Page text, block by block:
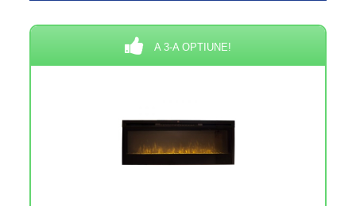
A 3-A OPTIUNE!